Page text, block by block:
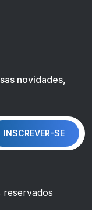
novidades,
INSCREVER-SE